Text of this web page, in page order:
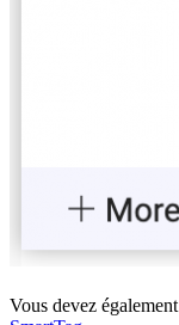
Vous devez également